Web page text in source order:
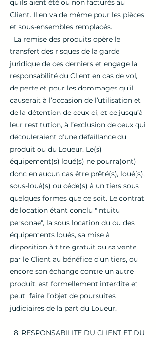
qu’ils aient été ou non facturés au
Client. Il en va de même pour les pièces
et sous-ensembles remplacés.
La remise des produits opère le
transfert des risques de la garde
juridique de ces derniers et engage la
responsabilité du Client en cas de vol,
de perte et pour les dommages qu’il
causerait à l’occasion de l’utilisation et
de la détention de ceux-ci, et ce jusqu’à
leur restitution, à l’exclusion de ceux qui
découleraient d’une défaillance du
produit ou du Loueur. Le(s)
équipement(s) loué(s) ne pourra(ont)
donc en aucun cas être prêté(s), loué(s),
sous-loué(s) ou cédé(s) à un tiers sous
quelques formes que ce soit. Le contrat
de location étant conclu "intuitu
personae", la sous location du ou des
équipements loués, sa mise à
disposition à titre gratuit ou sa vente
par le Client au bénéfice d’un tiers, ou
encore son échange contre un autre
produit, est formellement interdite et
peut faire l’objet de poursuites
judiciaires de la part du Loueur.
8: RESPONSABILITE DU CLIENT ET DU